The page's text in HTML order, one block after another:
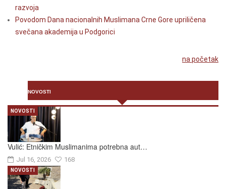
razvoja
Povodom Dana nacionalnih Muslimana Crne Gore upriličena
svečana akademija u Podgorici
na početak
NOVOSTI
Vulić: Etničkim Muslimanima potrebna aut…
Jul 16, 2026 168
NOVOSTI
NOVOSTI